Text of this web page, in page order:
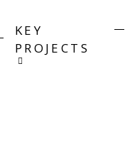
KEY
PROJECTS